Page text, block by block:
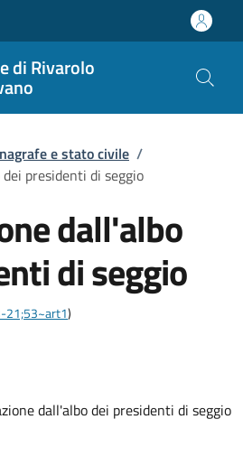
di Rivarolo
e stato civile /
presidenti di seggio
dall'albo
di seggio
21;53~art1)
dall'albo dei presidenti di seggio